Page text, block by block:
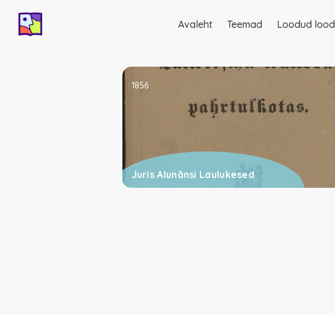
Põhinavigatsioon
Avaleht Teemad Loodud lood
Juris Alunānsi Laulukesed
1856